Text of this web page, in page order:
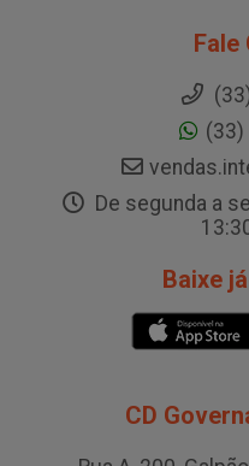
Fale
De segunda a
Baixe
CD